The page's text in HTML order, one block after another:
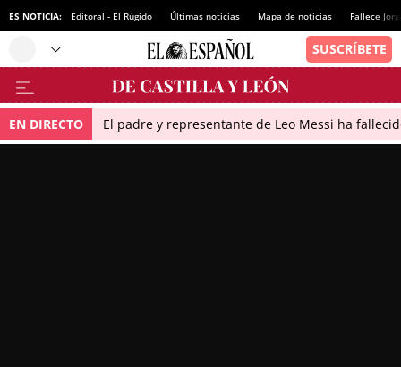
ES NOTICIA: Editoral - El Rúgido Últimas noticias Mapa de noticias Fallece
EN DIRECTO El padre y representante de Leo Messi ha